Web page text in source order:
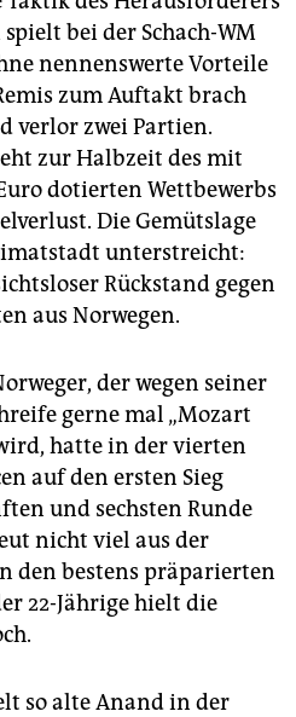
bei der Schach-WM
nennenswerte Vorteile
zum Auftakt brach
verlor zwei Partien.
zur Halbzeit des mit
dotierten Wettbewerbs
Die Gemütslage
unterstreicht:
Rückstand gegen
aus Norwegen.
der wegen seiner
gerne mal „Mozart
hatte in der vierten
auf den ersten Sieg
und sechsten Runde
nicht viel aus der
den bestens präparierten
22-Jährige hielt die
so alte Anand in der